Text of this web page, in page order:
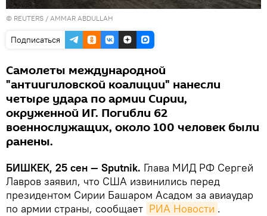
© REUTERS / AMMAR ABDULLAH
Подписаться
Самолеты международной
"антиигиловской коалиции" нанесли
четыре удара по армии Сирии,
окруженной ИГ. Погибли 62
военнослужащих, около 100 человек были
ранены.
БИШКЕК, 25 сен — Sputnik. Глава МИД РФ Сергей
Лавров заявил, что США извинились перед
президентом Сирии Башаром Асадом за авиаудар
по армии страны, сообщает РИА Новости .